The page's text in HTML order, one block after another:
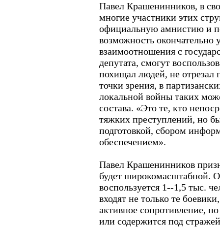
Павел Крашенинников, в
многие участники этих
официальную амнистию и
возможность окончательно
взаимоотношения с
депутата, смогут
похищал людей, не отрезал
точки зрения, в
локальной войны таких
состава. «Это те, кто
тяжких преступлений, но
подготовкой, сбором
обеспечением».
Павел Крашенинников
будет широкомасштабной.
воспользуется 1--1,5 тыс.
входят не только те
активное сопротивление,
или содержится под